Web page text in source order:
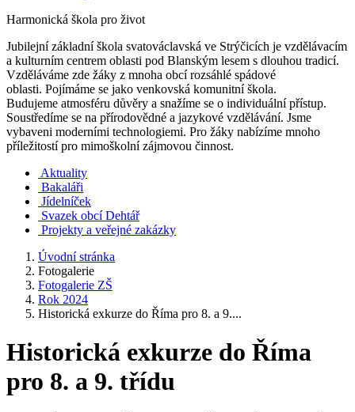
Harmonická škola pro život
Jubilejní základní škola svatováclavská ve Strýčicích je vzdělávacím
a kulturním centrem oblasti pod Blanským lesem s dlouhou tradicí.
Vzděláváme zde žáky z mnoha obcí rozsáhlé spádové
oblasti. Pojímáme se jako venkovská komunitní škola.
Budujeme atmosféru důvěry a snažíme se o individuální přístup.
Soustředíme se na přírodovědné a jazykové vzdělávání. Jsme
vybaveni moderními technologiemi. Pro žáky nabízíme mnoho
příležitostí pro mimoškolní zájmovou činnost.
Aktuality
Bakaláři
Jídelníček
Svazek obcí Dehtář
Projekty a veřejné zakázky
Úvodní stránka
Fotogalerie
Fotogalerie ZŠ
Rok 2024
Historická exkurze do Říma pro 8. a 9....
Historická exkurze do Říma
pro 8. a 9. třídu